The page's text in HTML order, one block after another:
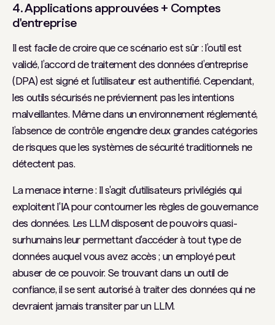
4. Applications approuvées + Comptes
d'entreprise
Il est facile de croire que ce scénario est sûr : l’outil est
validé, l’accord de traitement des données d’entreprise
(DPA) est signé et l’utilisateur est authentifié. Cependant,
les outils sécurisés ne préviennent pas les intentions
malveillantes. Même dans un environnement réglementé,
l’absence de contrôle engendre deux grandes catégories
de risques que les systèmes de sécurité traditionnels ne
détectent pas.
La menace interne : Il s'agit d'utilisateurs privilégiés qui
exploitent l'IA pour contourner les règles de gouvernance
des données. Les LLM disposent de pouvoirs quasi-
surhumains leur permettant d'accéder à tout type de
données auquel vous avez accès ; un employé peut
abuser de ce pouvoir. Se trouvant dans un outil de
confiance, il se sent autorisé à traiter des données qui ne
devraient jamais transiter par un LLM.